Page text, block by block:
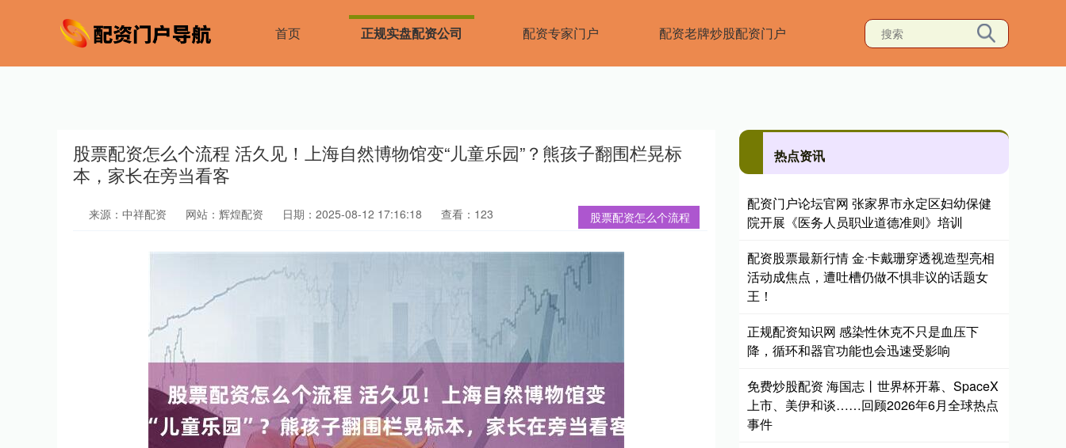
首页 正规实盘配资公司 配资专家门户 配资老牌炒股配资门户
股票配资怎么个流程 活久见！上海自然博物馆变“儿童乐园”？熊孩子翻围栏晃标
本，家长在旁当看客
股票配资怎么个流程
来源：中祥配资 网站：辉煌配资 日期：2025-08-12 17:16:18 查看：123
热点资讯
配资门户论坛官网 张家界市永定区妇幼保健
院开展《医务人员职业道德准则》培训
配资股票最新行情 金·卡戴珊穿透视造型亮相
活动成焦点，遭吐槽仍做不惧非议的话题女
王！
正规配资知识网 感染性休克不只是血压下
降，循环和器官功能也会迅速受影响
免费炒股配资 海国志丨世界杯开幕、SpaceX
上市、美伊和谈……回顾2026年6月全球热点
事件